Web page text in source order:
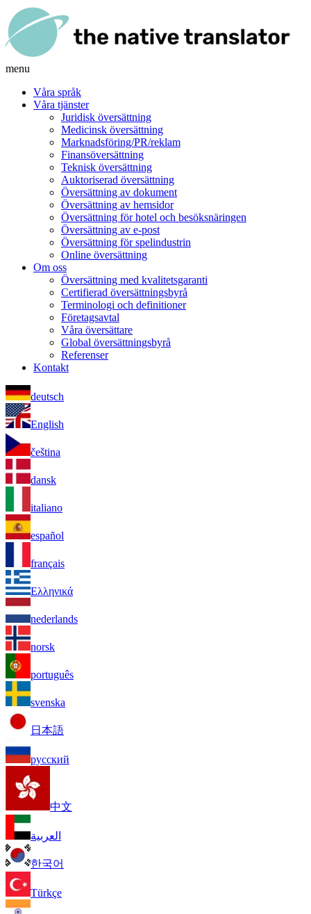
menu
Våra språk
Våra tjänster
Juridisk översättning
Medicinsk översättning
Marknadsföring/PR/reklam
Finansöversättning
Teknisk översättning
Auktoriserad översättning
Översättning av dokument
Översättning av hemsidor
Översättning för hotel och besöksnäringen
Översättning av e-post
Översättning för spelindustrin
Online översättning
Om oss
Översättning med kvalitetsgaranti
Certifierad översättningsbyrå
Terminologi och definitioner
Företagsavtal
Våra översättare
Global översättningsbyrå
Referenser
Kontakt
deutsch
English
čeština
dansk
italiano
español
français
Ελληνικά
nederlands
norsk
português
svenska
日本語
русский
中文
العربية
한국어
Türkçe